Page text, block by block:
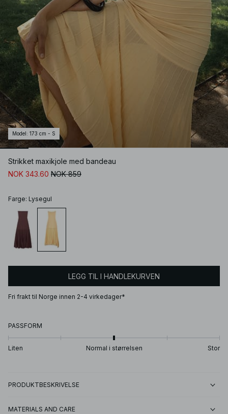
Model : 173 cm - S
Strikket maxikjole med bandeau
NOK 343.60 NOK 859
Farge: Lysegul
LEGG TIL I HANDLEKURVEN
Fri frakt til Norge innen 2-4 virkedager*
PASSFORM
Liten Normal i størrelsen Stor
PRODUKTBESKRIVELSE
MATERIALS AND CARE